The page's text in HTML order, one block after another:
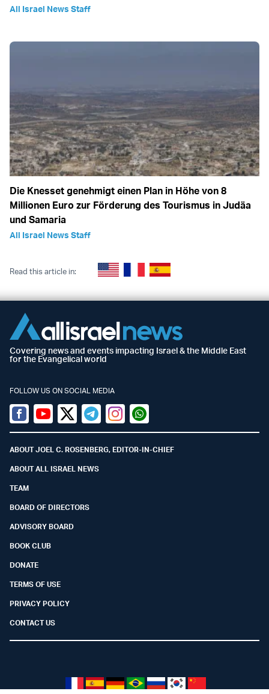
All Israel News Staff
Die Knesset genehmigt einen Plan in Höhe von 8
Millionen Euro zur Förderung des Tourismus in Judäa
und Samaria
All Israel News Staff
Read this article in:
Covering news and events impacting Israel & the Middle East
for the Evangelical world
FOLLOW US ON SOCIAL MEDIA
Facebook
YoutubeTwitter (X)
TelegramInstagramWhatsapp
ABOUT JOEL C. ROSENBERG, EDITOR-IN-CHIEF
ABOUT ALL ISRAEL NEWS
TEAM
BOARD OF DIRECTORS
ADVISORY BOARD
BOOK CLUB
DONATE
TERMS OF USE
PRIVACY POLICY
CONTACT US